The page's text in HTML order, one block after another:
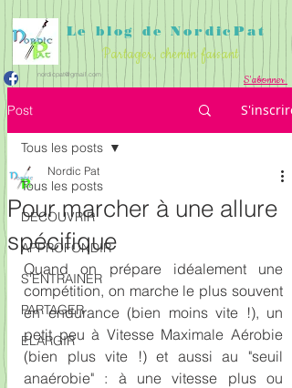
Le blog de NordicPat
Partager, chemin faisant
nordicpat@gmail.com S'abonner
S'ENTRAINER ELARGIR
Post S'inscrire
Tous les posts
DECOUVRIR
APPROFONDIR
S'ENTRAINER
PARTAGER
ELARGIR
Tous les posts
Pour marcher à une allure
spécifique
Nordic Pat
Quand on prépare idéalement une
compétition, on marche le plus souvent
en endurance (bien moins vite !), un
petit peu à Vitesse Maximale Aérobie
(bien plus vite !) et aussi au "seuil
anaérobie" : à une vitesse plus ou